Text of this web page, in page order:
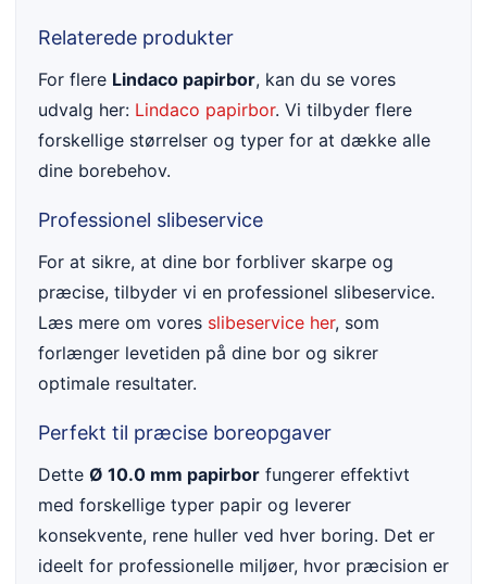
Relaterede produkter
For flere Lindaco papirbor, kan du se vores
udvalg her: Lindaco papirbor. Vi tilbyder flere
forskellige størrelser og typer for at dække alle
dine borebehov.
Professionel slibeservice
For at sikre, at dine bor forbliver skarpe og
præcise, tilbyder vi en professionel slibeservice.
Læs mere om vores slibeservice her, som
forlænger levetiden på dine bor og sikrer
optimale resultater.
Perfekt til præcise boreopgaver
Dette Ø 10.0 mm papirbor fungerer effektivt
med forskellige typer papir og leverer
konsekvente, rene huller ved hver boring. Det er
ideelt for professionelle miljøer, hvor præcision er